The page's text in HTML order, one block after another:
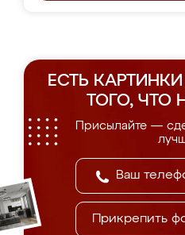
ЕСТЬ
ТОГО, ЧТО
Присылайте —
Прикрепить